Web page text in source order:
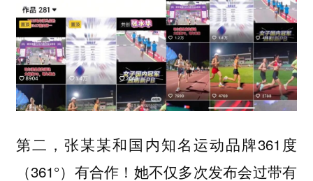
第二，张某某和国内知名运动品牌361度
（361°）有合作！她不仅多次发布会过带有